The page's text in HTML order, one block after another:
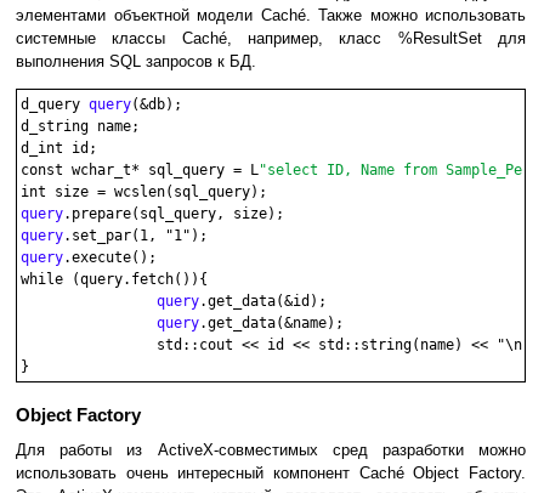
элементами объектной модели Caché. Также можно использовать
системные классы Caché, например, класс %ResultSet для
выполнения SQL запросов к БД.
d_query query(&db);
d_string name;
d_int id;
const wchar_t* sql_query = L"select ID, Name from
query
query
query.execute();
while (query.fetch()){
query.get_data(&id);
query.get_data(&name);
Object Factory
Для работы из ActiveX-совместимых сред разработки можно
использовать очень интересный компонент Caché Object Factory.